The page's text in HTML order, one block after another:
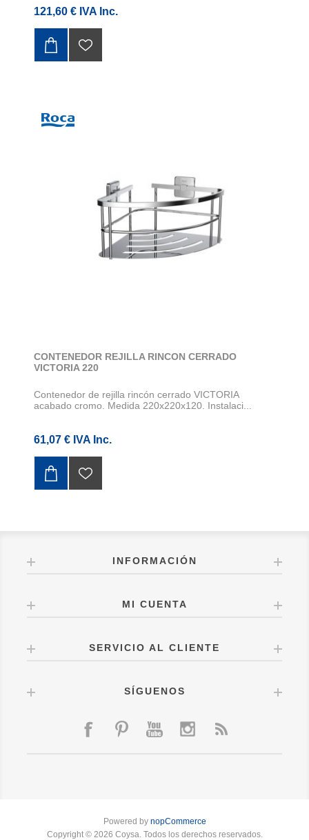
121,60 € IVA Inc.
CONTENEDOR REJILLA RINCON CERRADO
VICTORIA 220
Contenedor de rejilla rincón cerrado VICTORIA
acabado cromo. Medida 220x220x120. Instalaci...
61,07 € IVA Inc.
INFORMACIÓN
MI CUENTA
SERVICIO AL CLIENTE
SÍGUENOS
Powered by nopCommerce
Copyright © 2026 Coysa. Todos los derechos reservados.